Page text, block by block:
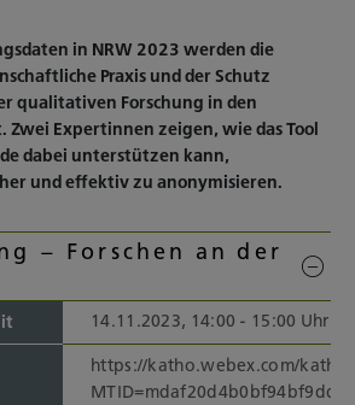
in NRW 2023 werden die
Praxis und der Schutz
qualitativen Forschung in den
Expertinnen zeigen, wie das Tool
dabei unterstützen kann,
und effektiv zu anonymisieren.
– Forschen an der
14.11.2023, 14:00 - 15:00 Uhr
https://katho.webex.com/